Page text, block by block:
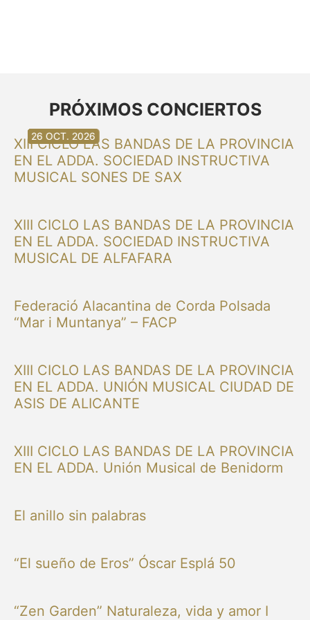
PRÓXIMOS CONCIERTOS
XIII CICLO LAS BANDAS DE LA PROVINCIA
EN EL ADDA. SOCIEDAD INSTRUCTIVA
MUSICAL SONES DE SAX
30 AG. 2026
XIII CICLO LAS BANDAS DE LA PROVINCIA
EN EL ADDA. SOCIEDAD INSTRUCTIVA
MUSICAL DE ALFAFARA
30 AG. 2026
Federació Alacantina de Corda Polsada
“Mar i Muntanya” – FACP
13 SET. 2026
XIII CICLO LAS BANDAS DE LA PROVINCIA
EN EL ADDA. UNIÓN MUSICAL CIUDAD DE
ASIS DE ALICANTE
20 SET. 2026
XIII CICLO LAS BANDAS DE LA PROVINCIA
EN EL ADDA. Unión Musical de Benidorm
20 SET. 2026
El anillo sin palabras
26 SET. 2026
“El sueño de Eros” Óscar Esplá 50
03 OCT. 2026
“Zen Garden” Naturaleza, vida y amor I
16 OCT. 2026
26 OCT. 2026